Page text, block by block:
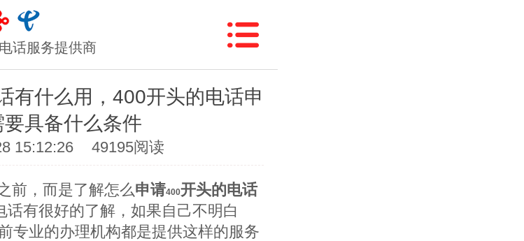
话服务提供商
有什么用，400开头的电话申
要具备什么条件
15:12:26 49195阅读
前，而是了解怎么申请400开头的电话
话有很好的了解，如果自己不明白
专业的办理机构都是提供这样的服务